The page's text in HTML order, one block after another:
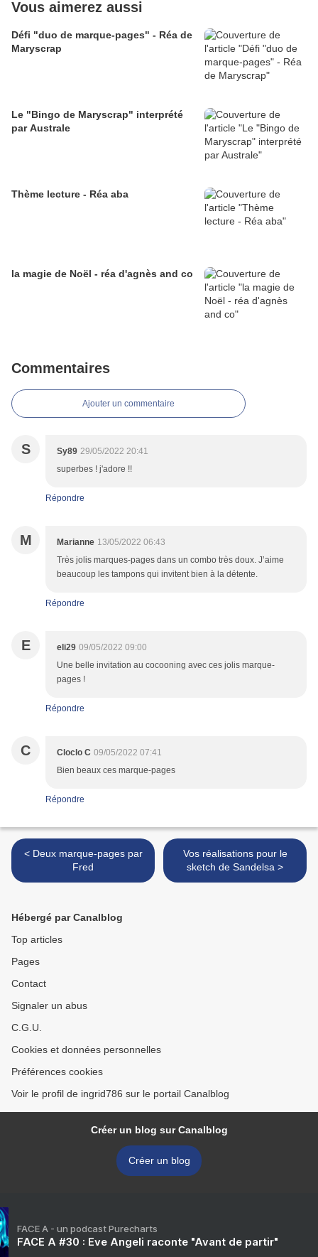
Vous aimerez aussi
Défi "duo de marque-pages" - Réa de
Maryscrap
Le "Bingo de Maryscrap" interprété
par Australe
Thème lecture - Réa aba
la magie de Noël - réa d'agnès and co
Commentaires
Ajouter un commentaire
S Sy89 29/05/2022 20:41
superbes ! j'adore !!
Répondre
M Marianne 13/05/2022 06:43
Très jolis marques-pages dans un combo très doux. J’aime
beaucoup les tampons qui invitent bien à la détente.
Répondre
E eli29 09/05/2022 09:00
Une belle invitation au cocooning avec ces jolis marque-
pages !
Répondre
C Cloclo C 09/05/2022 07:41
Bien beaux ces marque-pages
Répondre
< Deux marque-pages par
Fred
Vos réalisations pour le
sketch de Sandelsa >
Hébergé par Canalblog
Top articles
Pages
Contact
Signaler un abus
C.G.U.
Cookies et données personnelles
Préférences cookies
Voir le profil de ingrid786 sur le portail Canalblog
Créer un blog sur Canalblog
Créer un blog
FACE A - un podcast Purecharts
FACE A #30 : Eve Angeli raconte "Avant de partir"